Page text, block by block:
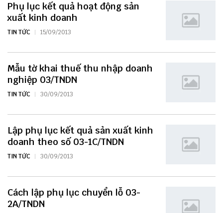
Phụ lục kết quả hoạt động sản
xuất kinh doanh
TIN TỨC 15/09/2013
Mẫu tờ khai thuế thu nhập doanh
nghiệp 03/TNDN
TIN TỨC 30/09/2013
Lập phụ lục kết quả sản xuất kinh
doanh theo số 03-1C/TNDN
TIN TỨC 30/09/2013
Cách lập phụ lục chuyển lỗ 03-
2A/TNDN